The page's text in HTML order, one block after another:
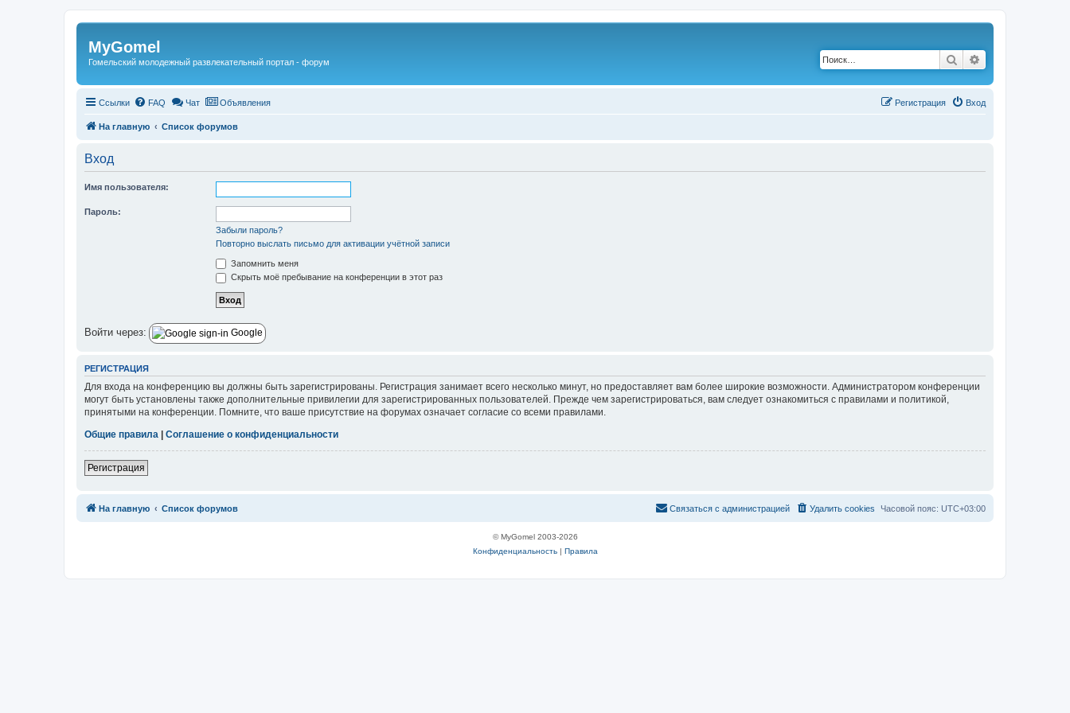
Регистрация
MyGomel
Гомельский молодежный развлекательный портал - форум Поиск
Ссылки FAQ Чат Объявления Вход
Регистрация
На главную Список форумов
Вход
Имя пользователя:
Пароль:
Забыли пароль?
Повторно выслать письмо для активации учётной записи
Запомнить меня
Скрыть моё пребывание на конференции в этот раз
Войти через: Google
РЕГИСТРАЦИЯ
Для входа на конференцию вы должны быть зарегистрированы. Регистрация занимает всего несколько минут, но предоставляет вам более широкие возможности. Администратором конференции
могут быть установлены также дополнительные привилегии для зарегистрированных пользователей. Прежде чем зарегистрироваться, вам следует ознакомиться с правилами и политикой,
принятыми на конференции. Помните, что ваше присутствие на форумах означает согласие со всеми правилами.
Общие правила
Соглашение о конфиденциальности
Регистрация
На главную Список форумов Часовой пояс: UTC+03:00
Удалить cookies
Связаться с
Связаться с администрацией
© MyGomel 2003-2026
Конфиденциальность| Правила